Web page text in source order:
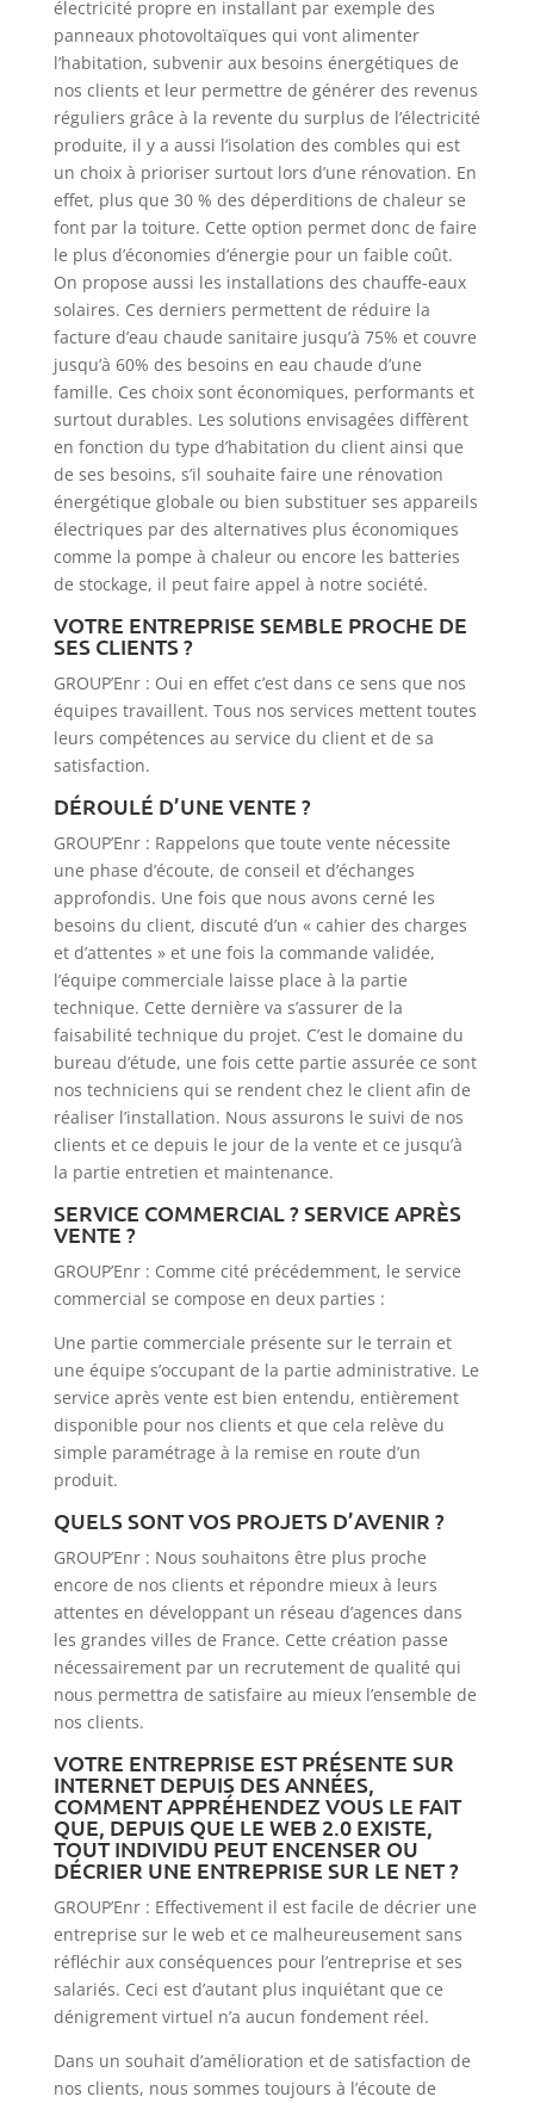
électricité propre en installant par exemple des
panneaux photovoltaïques qui vont alimenter
l’habitation, subvenir aux besoins énergétiques de
nos clients et leur permettre de générer des revenus
réguliers grâce à la revente du surplus de l’électricité
produite, il y a aussi l’isolation des combles qui est
un choix à prioriser surtout lors d’une rénovation. En
effet, plus que 30 % des déperditions de chaleur se
font par la toiture. Cette option permet donc de faire
le plus d’économies d’énergie pour un faible coût.
On propose aussi les installations des chauffe-eaux
solaires. Ces derniers permettent de réduire la
facture d’eau chaude sanitaire jusqu’à 75% et couvre
jusqu’à 60% des besoins en eau chaude d’une
famille. Ces choix sont économiques, performants et
surtout durables. Les solutions envisagées diffèrent
en fonction du type d’habitation du client ainsi que
de ses besoins, s’il souhaite faire une rénovation
énergétique globale ou bien substituer ses appareils
électriques par des alternatives plus économiques
comme la pompe à chaleur ou encore les batteries
de stockage, il peut faire appel à notre société.
VOTRE ENTREPRISE SEMBLE PROCHE DE
SES CLIENTS ?
GROUP’Enr : Oui en effet c’est dans ce sens que nos
équipes travaillent. Tous nos services mettent toutes
leurs compétences au service du client et de sa
satisfaction.
DÉROULÉ D’UNE VENTE ?
GROUP’Enr : Rappelons que toute vente nécessite
une phase d’écoute, de conseil et d’échanges
approfondis. Une fois que nous avons cerné les
besoins du client, discuté d’un « cahier des charges
et d’attentes » et une fois la commande validée,
l’équipe commerciale laisse place à la partie
technique. Cette dernière va s’assurer de la
faisabilité technique du projet. C’est le domaine du
bureau d’étude, une fois cette partie assurée ce sont
nos techniciens qui se rendent chez le client afin de
réaliser l’installation. Nous assurons le suivi de nos
clients et ce depuis le jour de la vente et ce jusqu’à
la partie entretien et maintenance.
SERVICE COMMERCIAL ? SERVICE APRÈS
VENTE ?
GROUP’Enr : Comme cité précédemment, le service
commercial se compose en deux parties :
Une partie commerciale présente sur le terrain et
une équipe s’occupant de la partie administrative. Le
service après vente est bien entendu, entièrement
disponible pour nos clients et que cela relève du
simple paramétrage à la remise en route d’un
produit.
QUELS SONT VOS PROJETS D’AVENIR ?
GROUP’Enr : Nous souhaitons être plus proche
encore de nos clients et répondre mieux à leurs
attentes en développant un réseau d’agences dans
les grandes villes de France. Cette création passe
nécessairement par un recrutement de qualité qui
nous permettra de satisfaire au mieux l’ensemble de
nos clients.
VOTRE ENTREPRISE EST PRÉSENTE SUR
INTERNET DEPUIS DES ANNÉES,
COMMENT APPRÉHENDEZ VOUS LE FAIT
QUE, DEPUIS QUE LE WEB 2.0 EXISTE,
TOUT INDIVIDU PEUT ENCENSER OU
DÉCRIER UNE ENTREPRISE SUR LE NET ?
GROUP’Enr : Effectivement il est facile de décrier une
entreprise sur le web et ce malheureusement sans
réfléchir aux conséquences pour l’entreprise et ses
salariés. Ceci est d’autant plus inquiétant que ce
dénigrement virtuel n’a aucun fondement réel.
Dans un souhait d’amélioration et de satisfaction de
nos clients, nous sommes toujours à l’écoute de